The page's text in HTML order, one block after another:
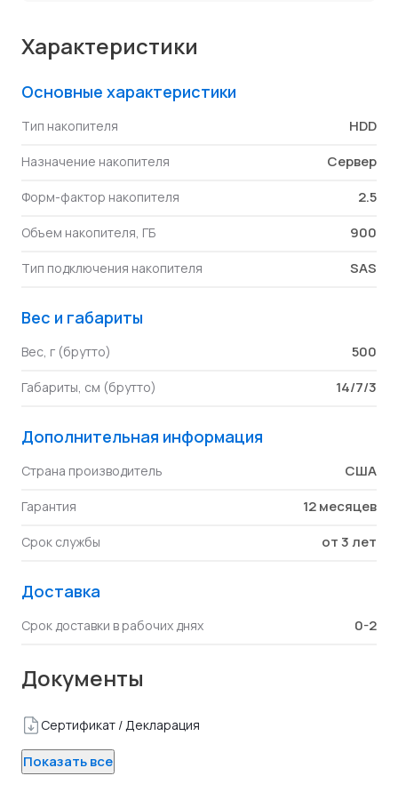
Характеристики
Основные характеристики
Тип накопителя HDD
Назначение накопителя Сервер
Форм-фактор накопителя 2.5
Объем накопителя, ГБ 900
Тип подключения накопителя SAS
Вес и габариты
Вес, г (брутто) 500
Габариты, см (брутто) 14/7/3
Дополнительная информация
Страна производитель США
Гарантия 12 месяцев
Срок службы от 3 лет
Доставка
Срок доставки в рабочих днях 0-2
Документы
Сертификат / Декларация
Показать все